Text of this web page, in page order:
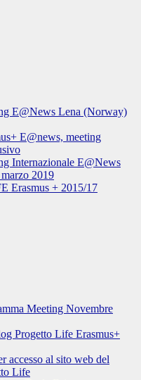
E@News Lena (Norway)
E@news, meeting
Internazionale E@News
2019
Erasmus + 2015/17
Meeting Novembre
Progetto Life Erasmus+
accesso al sito web del
Life